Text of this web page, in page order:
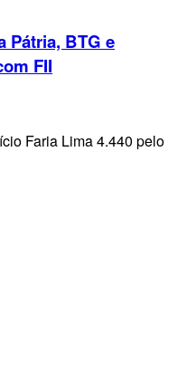
Pátria, BTG e
FII
Faria Lima 4.440 pelo